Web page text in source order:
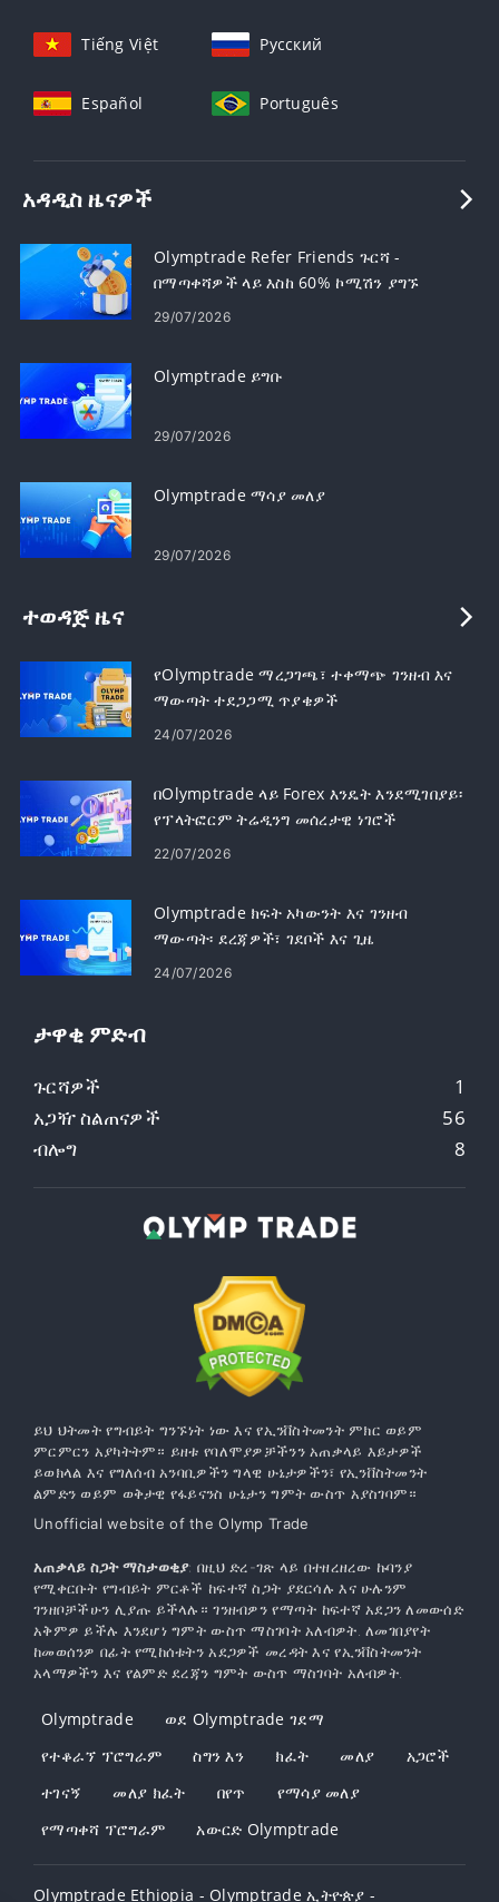
Tiếng Việt Русский
Español Português
አዳዲስ ዜናዎች
Olymptrade Refer Friends ጉርሻ -
በማጣቀሻዎች ላይ እስከ 60% ኮሚሽን ያግኙ
29/07/2026
Olymptrade ይግቡ
29/07/2026
Olymptrade ማሳያ መለያ
29/07/2026
ተወዳጅ ዜና
የOlymptrade ማረጋገጫ፣ ተቀማጭ ገንዘብ እና
ማውጣት ተደጋጋሚ ጥያቄዎች
24/07/2026
በOlymptrade ላይ Forex እንዴት እንደሚገበያይ፡
የፕላትፎርም ትሬዲንግ መሰረታዊ ነገሮች
22/07/2026
Olymptrade ክፍት አካውንት እና ገንዘብ
ማውጣት፡ ደረጃዎች፣ ገደቦች እና ጊዜ
24/07/2026
ታዋቂ ምድብ
ጉርሻዎች
1
አጋዥ ስልጠናዎች
56
ብሎግ
8
ይህ ህትመት የግብይት ግንኙነት ነው እና የኢንቨስትመንት ምክር ወይም
ምርምርን አያካትትም። ይዘቱ የባለሞያዎቻችንን አጠቃላይ እይታዎች
ይወክላል እና የግለሰብ አንባቢዎችን ግላዊ ሁኔታዎችን፣ የኢንቨስትመንት
ልምድን ወይም ወቅታዊ የፋይናንስ ሁኔታን ግምት ውስጥ አያስገባም።
Unofficial website of the Olymp Trade
አጠቃላይ ስጋት ማስታወቂያ: በዚህ ድረ-ገጽ ላይ በተዘረዘረው ኩባንያ
የሚቀርቡት የግብይት ምርቶች ከፍተኛ ስጋት ያደርሳሉ እና ሁሉንም
ገንዘቦቻችሁን ሊያጡ ይችላሉ። ገንዘብዎን የማጣት ከፍተኛ አደጋን ለመውሰድ
አቅምዎ ይችሉ እንደሆነ ግምት ውስጥ ማስገባት አለብዎት. ለመገበያየት
ከመወሰንዎ በፊት የሚከሰቱትን አደጋዎች መረዳት እና የኢንቨስትመንት
አላማዎችን እና የልምድ ደረጃን ግምት ውስጥ ማስገባት አለብዎት.
Olymptrade
ወደ Olymptrade ገደማ
የተቆራኘ ፕሮግራም
ስግን እን ክፈት መለያ
አጋሮች
ተገናኝ
መለያ ክፈት በየጥ
የማሳያ መለያ
የማጣቀሻ ፕሮግራም
አውርድ Olymptrade
Olymptrade Ethiopia - Olymptrade ኢትዮጵያ -